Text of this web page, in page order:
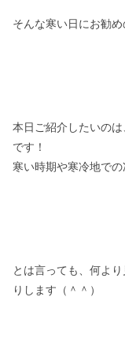
そんな寒い日にお勧
本日ご紹介したいのは
です！
寒い時期や寒冷地で
とは言っても、何よ
りします（＾＾）